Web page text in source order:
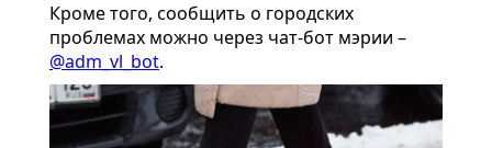
Кроме того, сообщить о городских
проблемах можно через чат-бот мэрии –
@adm_vl_bot.